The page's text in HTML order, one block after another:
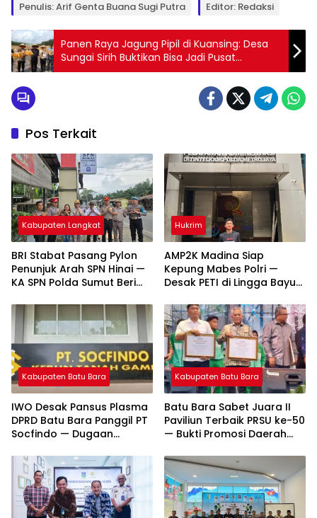
Penulis: Arif Genta Buana Sugi Putra Editor: Redaksi
Panen Raya Jagung Pipil di Kuansing: Desa
Sungai Sirih Buktikan Bisa Jadi Pusat
Ketahanan Pangan Nasional!
Pos Terkait
Kabupaten Langkat
BRI Stabat Pasang Pylon
Penunjuk Arah SPN Hinai —
KA SPN Polda Sumut Beri
Hukrim
AMP2K Madina Siap
Kepung Mabes Polri —
Desak PETI di Lingga Bayu
Tuntas
Kabupaten Batu Bara
IWO Desak Pansus Plasma
DPRD Batu Bara Panggil PT
Socfindo — Dugaan
Mengemuka
Kabupaten Batu Bara
Batu Bara Sabet Juara II
Paviliun Terbaik PRSU ke-50
— Bukti Promosi Daerah